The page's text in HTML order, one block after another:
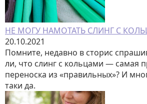
НЕ МОГУ НАМОТАТЬ СЛИНГ С
20.10.2021
Помните, недавно в сторис
ли, что слинг с кольцами — самая
переноска из «правильных»? И
таки да.